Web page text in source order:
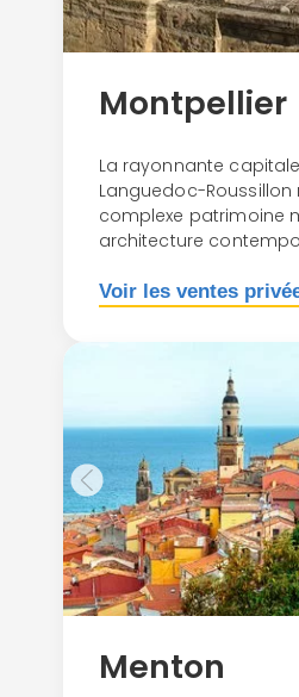
Montpellier
La rayonnante
Languedoc-Roussillon
complexe patrimoine
architecture
Voir les ventes
Menton